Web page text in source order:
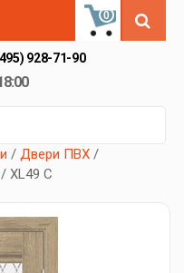
0
928-71-90
/ Двери ПВХ /
/ XL49 C